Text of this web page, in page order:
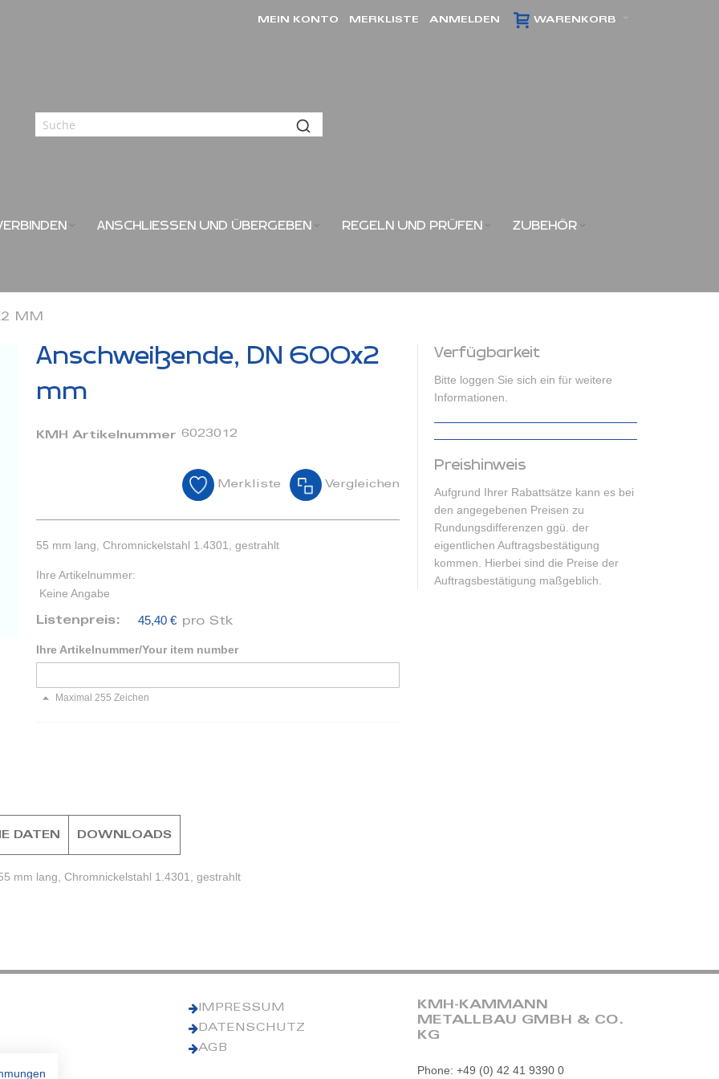
WARENKORB
MEIN KONTO MERKLISTE ANMELDEN
ANSCHLIESSEN UND ÜBERGEBEN REGELN UND PRÜFEN ZUBEHÖR
MM
Anschweißende, DN 600x2
mm
KMH Artikelnummer 6023012
Merkliste Vergleichen
55 mm lang, Chromnickelstahl 1.4301, gestrahlt
Ihre Artikelnummer:
Keine Angabe
Listenpreis: 45,40 € pro Stk
Ihre Artikelnummer/Your item number
Maximal 255 Zeichen
Verfügbarkeit
Bitte loggen Sie sich ein für weitere
Informationen.
Preishinweis
Aufgrund Ihrer Rabattsätze kann es bei
den angegebenen Preisen zu
Rundungsdifferenzen ggü. der
eigentlichen Auftragsbestätigung
kommen. Hierbei sind die Preise der
Auftragsbestätigung maßgeblich.
mm lang, Chromnickelstahl 1.4301, gestrahlt
DATEN DOWNLOADS
IMPRESSUM
DATENSCHUTZ
AGB
KMH-KAMMANN
METALLBAU GMBH & CO.
KG
Phone: +49 (0) 42 41 9390 0